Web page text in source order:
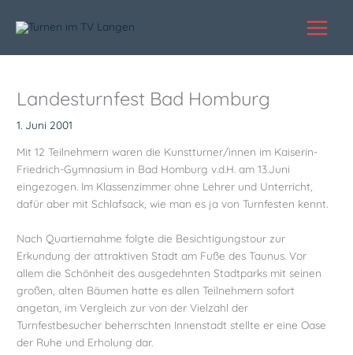
Inhalt
Landesturnfest Bad Homburg
1. Juni 2001
Mit 12 Teilnehmern waren die Kunstturner/innen im Kaiserin-
Friedrich-Gymnasium in Bad Homburg v.d.H. am 13.Juni
eingezogen. Im Klassenzimmer ohne Lehrer und Unterricht,
dafür aber mit Schlafsack, wie man es ja von Turnfesten kennt.
Nach Quartiernahme folgte die Besichtigungstour zur
Erkundung der attraktiven Stadt am Fuße des Taunus. Vor
allem die Schönheit des ausgedehnten Stadtparks mit seinen
großen, alten Bäumen hatte es allen Teilnehmern sofort
angetan, im Vergleich zur von der Vielzahl der
Turnfestbesucher beherrschten Innenstadt stellte er eine Oase
der Ruhe und Erholung dar.